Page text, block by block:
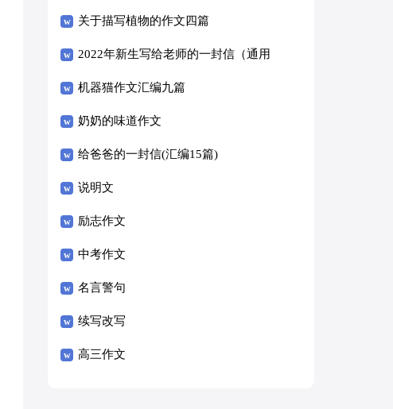
关于描写植物的作文四篇
2022年新生写给老师的一封信（通用
8篇）
机器猫作文汇编九篇
奶奶的味道作文
给爸爸的一封信(汇编15篇)
说明文
励志作文
中考作文
名言警句
续写改写
高三作文